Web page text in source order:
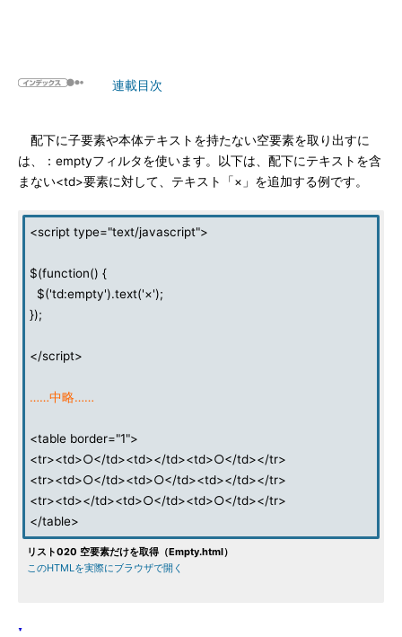
連載目次
配下に子要素や本体テキストを持たない空要素を取り出すに
は、：emptyフィルタを使います。以下は、配下にテキストを含
まない<td>要素に対して、テキスト「×」を追加する例です。
<script type="text/javascript">
$(function() {
$('td:empty').text('×');
});
</script>
……中略……
<table border="1">
<tr><td>○</td><td></td><td>○</td></tr>
<tr><td>○</td><td>○</td><td></td></tr>
<tr><td></td><td>○</td><td>○</td></tr>
</table>
リスト020 空要素だけを取得（Empty.html）
このHTMLを実際にブラウザで開く